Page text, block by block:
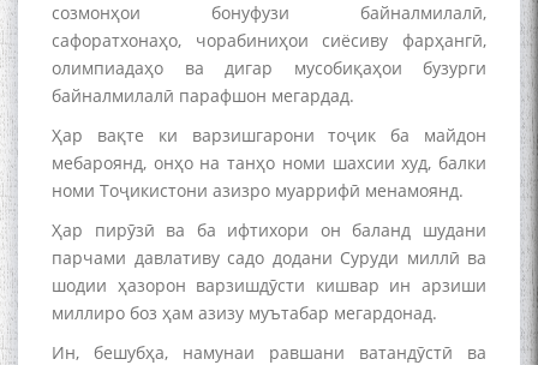
созмонҳои бонуфузи байналмилалӣ,
сафоратхонаҳо, чорабиниҳои сиёсиву фарҳангӣ,
олимпиадаҳо ва дигар мусобиқаҳои бузурги
байналмилалӣ парафшон мегардад.
Ҳар вақте ки варзишгарони тоҷик ба майдон
мебароянд, онҳо на танҳо номи шахсии худ, балки
номи Тоҷикистони азизро муаррифӣ менамоянд.
Ҳар пирӯзӣ ва ба ифтихори он баланд шудани
парчами давлативу садо додани Суруди миллӣ ва
шодии ҳазорон варзишдӯсти кишвар ин арзиши
миллиро боз ҳам азизу муътабар мегардонад.
Ин, бешубҳа, намунаи равшани ватандӯстӣ ва
Сухбати навқаламон бо
Муъмин Қаноат\Meeting of
young talents with Mumyin
Kanoat
The Persian Gulf Beautiful
poetry from Устод Мумин
Қаноат (Ustod Mumin Qanoat)